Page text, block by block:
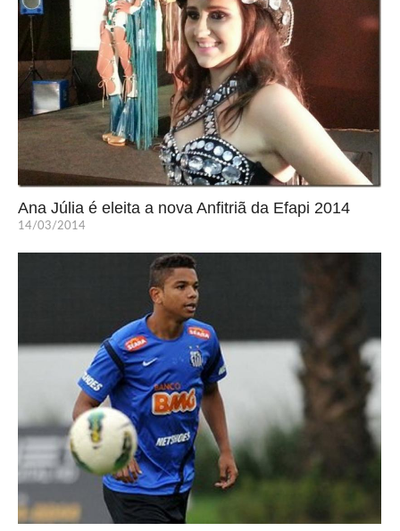
Ana Júlia é eleita a nova Anfitriã da Efapi 2014
14/03/2014